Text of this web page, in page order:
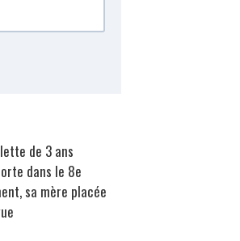
de 3 ans
dans le 8e
sa mère placée